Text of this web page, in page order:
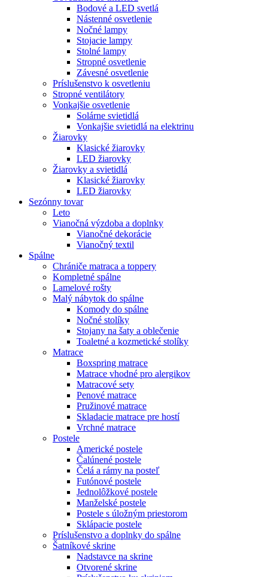
Bodové a LED svetlá
Nástenné osvetlenie
Nočné lampy
Stojacie lampy
Stolné lampy
Stropné osvetlenie
Závesné osvetlenie
Príslušenstvo k osvetleniu
Stropné ventilátory
Vonkajšie osvetlenie
Solárne svietidlá
Vonkajšie svietidlá na elektrinu
Žiarovky
Klasické žiarovky
LED žiarovky
Žiarovky a svietidlá
Klasické žiarovky
LED žiarovky
Sezónny tovar
Leto
Vianočná výzdoba a doplnky
Vianočné dekorácie
Vianočný textil
Spálne
Chrániče matraca a toppery
Kompletné spálne
Lamelové rošty
Malý nábytok do spálne
Komody do spálne
Nočné stolíky
Stojany na šaty a oblečenie
Toaletné a kozmetické stolíky
Matrace
Boxspring matrace
Matrace vhodné pro alergikov
Matracové sety
Penové matrace
Pružinové matrace
Skladacie matrace pre hostí
Vrchné matrace
Postele
Americké postele
Čalúnené postele
Čelá a rámy na posteľ
Futónové postele
Jednolôžkové postele
Manželské postele
Postele s úložným priestorom
Sklápacie postele
Príslušenstvo a doplnky do spálne
Šatníkové skrine
Nadstavce na skrine
Otvorené skrine